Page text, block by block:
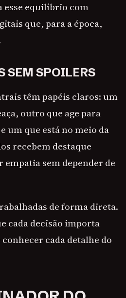
esse equilíbrio com
que, para a época,
SEM SPOILERS
têm papéis claros: um
outro que age para
um que está no meio da
recebem destaque
sem depender de
de forma direta.
cada decisão importa
conhecer cada detalhe do